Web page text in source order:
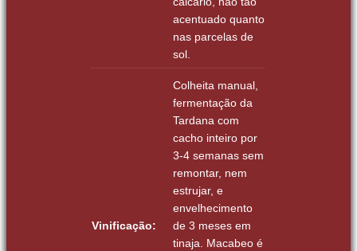
acentuado quanto
nas parcelas de
sol.
Vinificação:
Colheita manual,
fermentação da
Tardana com
cacho inteiro por
3-4 semanas sem
remontar, nem
estrujar, e
envelhecimento
de 3 meses em
tinaja. Macabeo é